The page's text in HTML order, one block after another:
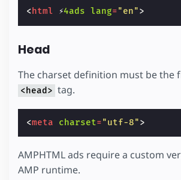
< html ⚡4ads lang="en">
Head
The charset definition must be the
<head> tag.
<meta charset="utf-8">
AMPHTML ads require a custom
AMP runtime.